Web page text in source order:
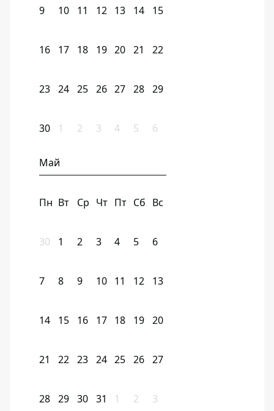
9 10 11 12 13 14 15
16 17 18 19 20 21 22
23 24 25 26 27 28 29
30 1 2 3 4 5 6
Май
Пн Вт Ср Чт Пт Сб Вс
30 1 2 3 4 5 6
7 8 9 10 11 12 13
14 15 16 17 18 19 20
21 22 23 24 25 26 27
28 29 30 31 1 2 3